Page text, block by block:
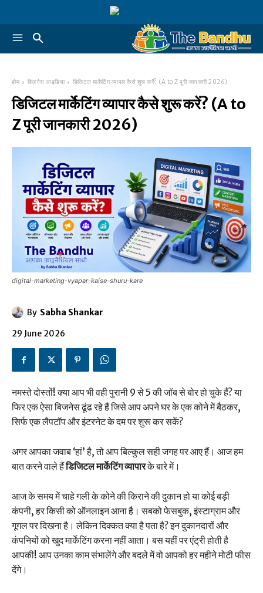
होम बिज़नेस आइडिया डिजिटल मार्केटिंग व्यापार कैसे शुरू करें? (A to Z पूरी जानकारी 2026)
डिजिटल मार्केटिंग व्यापार कैसे शुरू करें? (A to
Z पूरी जानकारी 2026)
digital-marketing-vyapar-kaise-shuru-kare
By Sabha Shankar
29 June 2026
नमस्ते दोस्तों! क्या आप भी वही पुरानी 9 से 5 की जॉब से बोर हो चुके हैं? या
फिर एक ऐसा बिजनेस ढूंढ रहे हैं जिसे आप अपने घर के एक कोने में बैठकर,
सिर्फ एक लैपटॉप और इंटरनेट के दम पर शुरू कर सकें?
अगर आपका जवाब ‘हां’ है, तो आप बिल्कुल सही जगह पर आए हैं। आज हम
बात करने वाले हैंडिजिटल मार्केटिंग व्यापारके बारे में।
आज के समय में चाहे गली के कोने की किराने की दुकान हो या कोई बड़ी
कंपनी, हर किसी को ऑनलाइन आना है। सबको फेसबुक, इंस्टाग्राम और
गूगल पर दिखना है। लेकिन दिक्कत क्या है पता है? इन दुकानदारों और
कंपनियों को खुद मार्केटिंग करना नहीं आता। बस यहीं पर एंट्री होती है
आपकी! आप उनका काम संभालेंगे और बदले में वो आपको हर महीने मोटी फीस
देंगे।